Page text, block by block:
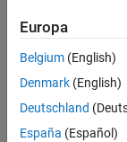
divices
Khadijah
Alamoudi
27 Ott
Europa
Belgium (English)
Denmark (English)
Deutschland
España (Español)